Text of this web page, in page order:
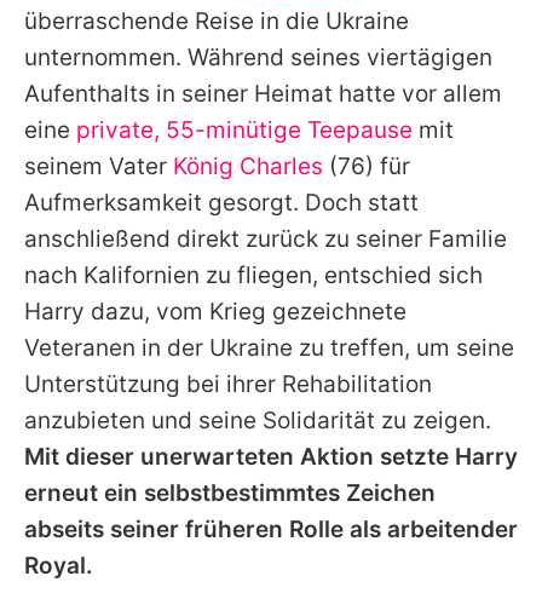
Jobs
App runterladen
Team
Redaktionelle Richtlinien
Impressum
Datenschutzerklärung
Nutzungsbedingungen
Utiq verwalten
überraschende Reise in die Ukraine
unternommen. Während seines viertägigen
Aufenthalts in seiner Heimat hatte vor allem
eine private, 55-minütige Teepause mit
seinem Vater König Charles (76) für
Aufmerksamkeit gesorgt. Doch statt
anschließend direkt zurück zu seiner Familie
nach Kalifornien zu fliegen, entschied sich
Harry dazu, vom Krieg gezeichnete
Veteranen in der Ukraine zu treffen, um seine
Unterstützung bei ihrer Rehabilitation
anzubieten und seine Solidarität zu zeigen.
Mit dieser unerwarteten Aktion setzte Harry
erneut ein selbstbestimmtes Zeichen
abseits seiner früheren Rolle als arbeitender
Royal.